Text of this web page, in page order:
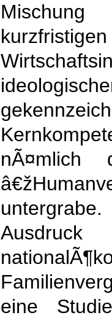
kurzfristigen
nÃ¤mlich
eine